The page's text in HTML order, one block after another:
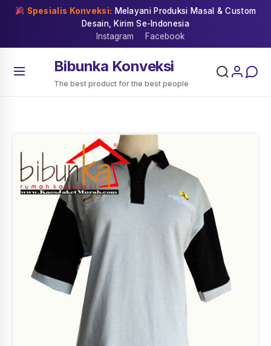
Skip
Spesialis Konveksi: Melayani Produksi Masal & Custom
Desain, Kirim Se-Indonesia
Instagram
Facebook
Bibunka Konveksi
The best product for the best people